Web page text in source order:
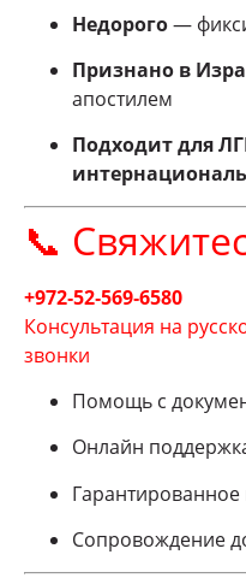
Недорого—
Признано в
апостилем
Подходит для
📞
+972‑52‑569‑6580
Консультация на
звонки
Помощь с
Онлайн
Сопровождение